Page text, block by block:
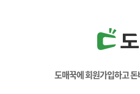
도매꾹에 회원가입하고